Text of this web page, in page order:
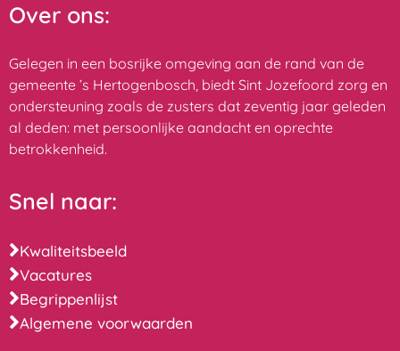
Over ons:
Gelegen in een bosrijke omgeving aan de rand van de
gemeente ’s Hertogenbosch, biedt Sint Jozefoord zorg en
ondersteuning zoals de zusters dat zeventig jaar geleden
al deden: met persoonlijke aandacht en oprechte
betrokkenheid.
Snel naar:
Kwaliteitsbeeld
Vacatures
Begrippenlijst
Algemene voorwaarden